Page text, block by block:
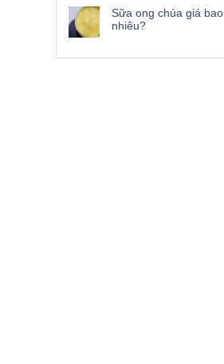
Sữa ong chúa giá bao
nhiêu?